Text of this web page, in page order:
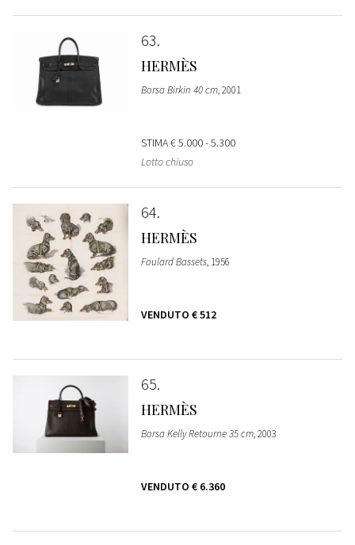
63
HERMÈS
Borsa Birkin 40 cm, 2001
STIMA€ 5.000 - 5.300
Lotto chiuso
64
HERMÈS
Foulard Bassets, 1956
VENDUTO € 512
65
HERMÈS
Borsa Kelly Retourne 35 cm, 2003
VENDUTO € 6.360